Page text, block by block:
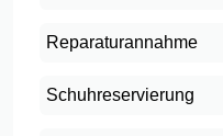
Reparaturannahme
Schuhreservierung